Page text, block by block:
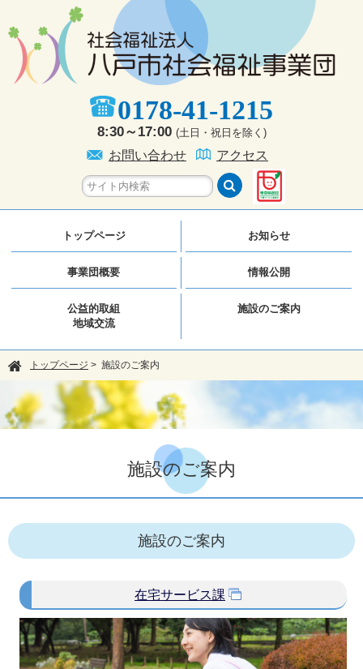
0178-41-1215
8:30～17:00 (土日・祝日を除く)
お問い合わせ アクセス
トップページ お知らせ
事業団概要 情報公開
公益的取組
地域交流
施設のご案内
トップページ > 施設のご案内
施設のご案内
施設のご案内
在宅サービス課